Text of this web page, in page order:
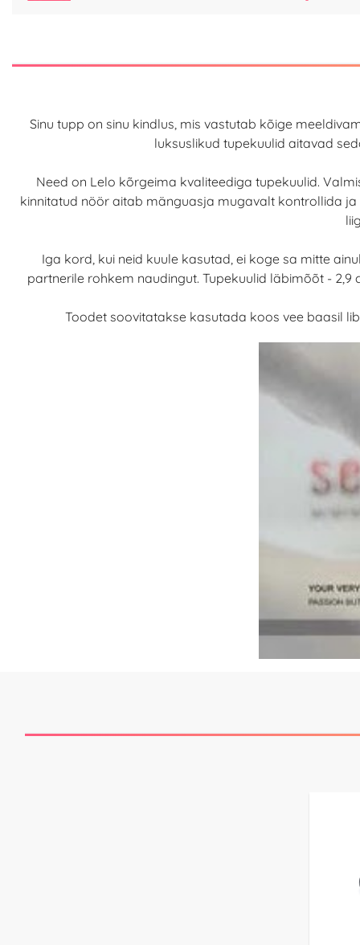
Sinu tupp on sinu kindlus, mis vastutab kõige
luksuslikud tupekuulid aitavad
Need on Lelo kõrgeima kvaliteediga tupekuulid.
kinnitatud nöör aitab mänguasja mugavalt kontrollida
Iga kord, kui neid kuule kasutad, ei koge sa mitte
partnerile rohkem naudingut. Tupekuulid läbimõõt - 2,9
Toodet soovitatakse kasutada koos vee baasil